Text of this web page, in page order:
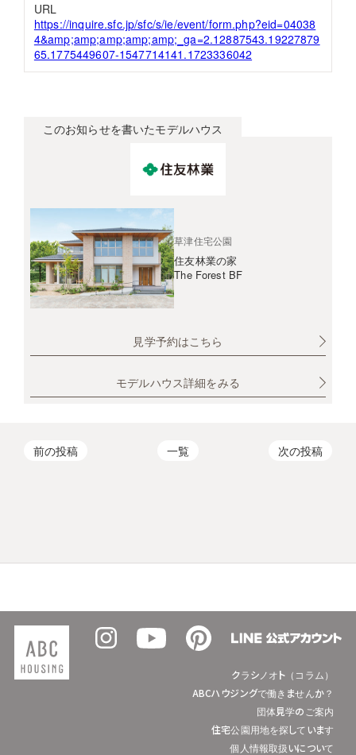
URL
https://inquire.sfc.jp/sfc/s/ie/event/form.php?eid=04038
4&amp;amp;amp;amp;amp;_ga=2.12887543.19227879
65.1775449607-1547714141.1723336042
このお知らせを書いたモデルハウス
草津住宅公園
住友林業の家
The Forest BF
見学予約はこちら
モデルハウス詳細をみる
前の投稿 一覧 次の投稿
クラシノオト（コラム）
ABCハウジングで働きませんか？
団体見学のご案内
住宅公園用地を探しています
個人情報取扱いについて